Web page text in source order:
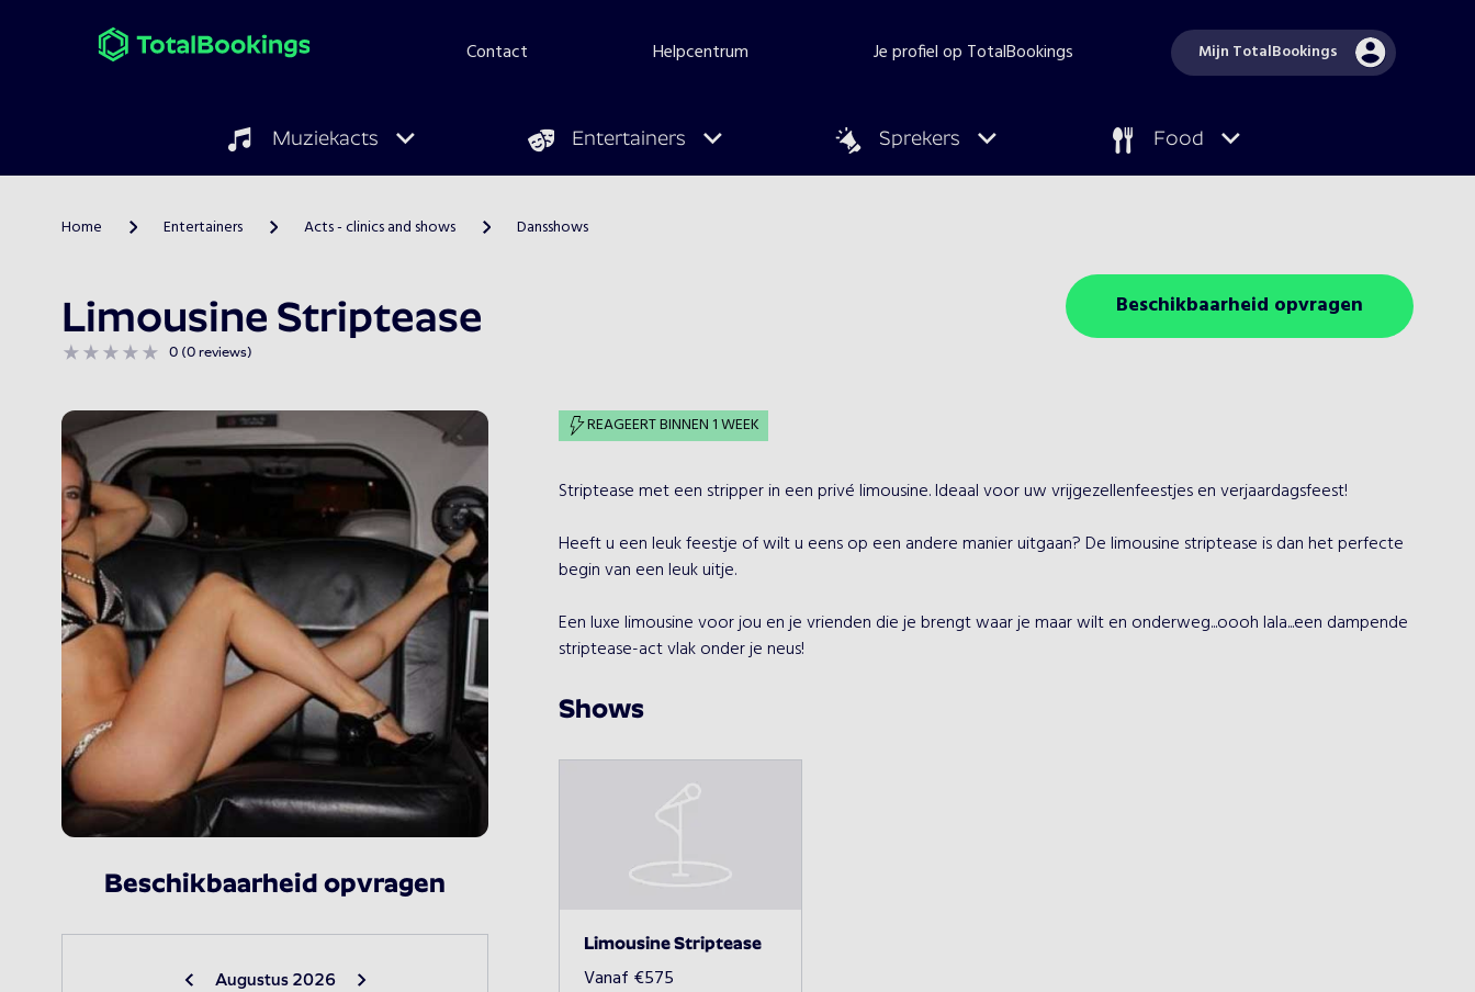
Contact Helpcentrum Je profiel op TotalBookings Mijn TotalBookings
Muziekacts Entertainers Sprekers Food
Home > Entertainers > Acts - clinics and shows > Dansshows
Limousine Striptease
0 (0 reviews)
Beschikbaarheid opvragen
Beschikbaarheid opvragen
Augustus 2026
REAGEERT BINNEN 1 WEEK
Striptease met een stripper in een privé limousine. Ideaal voor uw vrijgezellenfeestjes en verjaardagsfeest!
Heeft u een leuk feestje of wilt u eens op een andere manier uitgaan? De limousine striptease is dan het perfecte
begin van een leuk uitje.
Een luxe limousine voor jou en je vrienden die je brengt waar je maar wilt en onderweg...oooh lala...een dampende
striptease-act vlak onder je neus!
Shows
Limousine Striptease
Vanaf €575